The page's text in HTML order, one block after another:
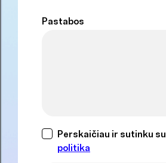
Pastabos
Perskaičiau ir sutinku su
politika